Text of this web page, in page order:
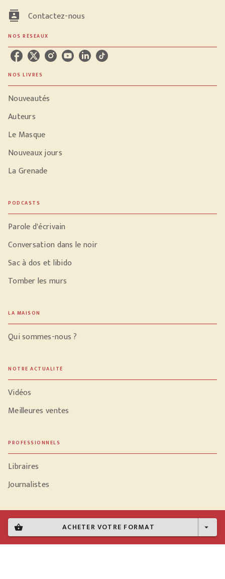
shopping_basket ACHETER VOTRE FORMAT arrow_drop_down
contacts Contactez-nous
NOS RÉSEAUX
NOS LIVRES
Nouveautés
Auteurs
Le Masque
Nouveaux jours
La Grenade
PODCASTS
Parole d'écrivain
Conversation dans le noir
Sac à dos et libido
Tomber les murs
LA MAISON
Qui sommes-nous ?
NOTRE ACTUALITÉ
Vidéos
Meilleures ventes
PROFESSIONNELS
Libraires
Journalistes
Données personnelles